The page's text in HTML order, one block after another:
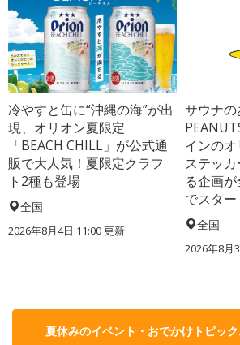
冷やすと缶に“沖縄の海”が出
現、オリオン夏限定
「BEACH CHILL」が公式通
販で大人気！夏限定クラフ
ト2種も登場
全国
2026年8月4日 11:00更新
サウナの
インの
ステッカ
る企画
でスター
全国
2026年8月
夏休みのイベント・おでかけトピッ